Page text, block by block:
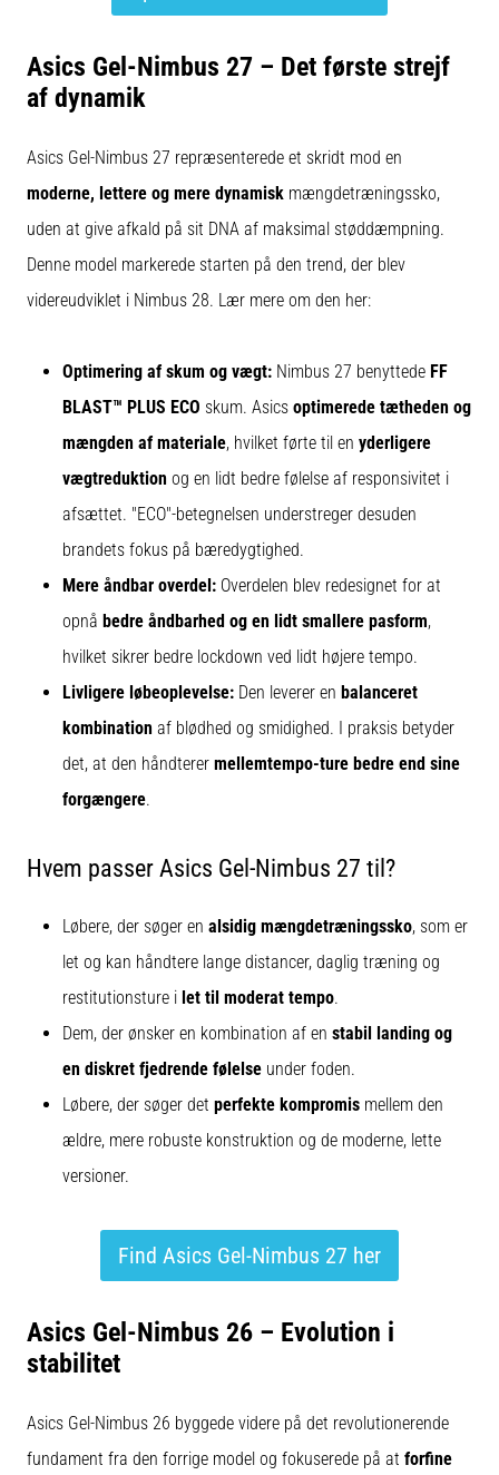
Asics Gel-Nimbus 27 – Det første strejf
af dynamik
Asics Gel-Nimbus 27 repræsenterede et skridt mod en
moderne, lettere og mere dynamisk mængdetræningssko,
uden at give afkald på sit DNA af maksimal støddæmpning.
Denne model markerede starten på den trend, der blev
videreudviklet i Nimbus 28. Lær mere om den her:
Optimering af skum og vægt: Nimbus 27 benyttede FF
BLAST™ PLUS ECO skum. Asics optimerede tætheden og
mængden af materiale, hvilket førte til en yderligere
vægtreduktion og en lidt bedre følelse af responsivitet i
afsættet. "ECO"-betegnelsen understreger desuden
brandets fokus på bæredygtighed.
Mere åndbar overdel: Overdelen blev redesignet for at
opnå bedre åndbarhed og en lidt smallere pasform,
hvilket sikrer bedre lockdown ved lidt højere tempo.
Livligere løbeoplevelse: Den leverer en balanceret
kombination af blødhed og smidighed. I praksis betyder
det, at den håndterer mellemtempo-ture bedre end sine
forgængere.
Hvem passer Asics Gel-Nimbus 27 til?
Løbere, der søger en alsidig mængdetræningssko, som er
let og kan håndtere lange distancer, daglig træning og
restitutionsture i let til moderat tempo.
Dem, der ønsker en kombination af en stabil landing og
en diskret fjedrende følelse under foden.
Løbere, der søger det perfekte kompromis mellem den
ældre, mere robuste konstruktion og de moderne, lette
versioner.
Find Asics Gel-Nimbus 27 her
Asics Gel-Nimbus 26 – Evolution i
stabilitet
Asics Gel-Nimbus 26 byggede videre på det revolutionerende
fundament fra den forrige model og fokuserede på at forfine